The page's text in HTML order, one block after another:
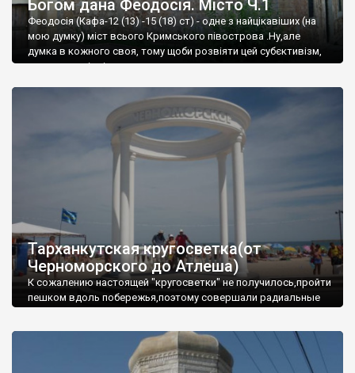
Богом дана Феодосія. Місто Ч.1
Феодосія (Кафа-12 (13) -15 (18) ст) - одне з найцікавіших (на
мою думку) міст всього Кримського півострова .Ну,але
думка в кожного своя, тому щоби розвіяти цей субєктивізм,
запрошую відвідати це
Тарханкутская кругосветка(от
Черноморского до Атлеша)
К сожалению настоящей "кругосветки" не получилось,пройти
пешком вдоль побережья,поэтому совершали радиальные